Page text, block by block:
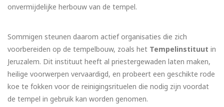
onvermijdelijke herbouw van de tempel.
Sommigen steunen daarom actief organisaties die zich
voorbereiden op de tempelbouw, zoals het Tempelinstituut in
Jeruzalem. Dit instituut heeft al priestergewaden laten maken,
heilige voorwerpen vervaardigd, en probeert een geschikte rode
koe te fokken voor de reinigingsrituelen die nodig zijn voordat
de tempel in gebruik kan worden genomen.